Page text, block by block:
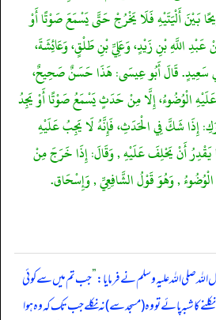
أَلْيَتَيْهِ فَلَا يَخْرُجْ حَتَّى يَسْمَعَ صَوْتًا أَوْ
اللَّهِ بْنِ زَيْدٍ، وَعَلِيِّ بْنِ طَلْقٍ، وَعَائِشَةَ،
سَعِيدٍ. قَالَ أَبُو عِيسَى: هَذَا حَسَنٌ صَحِيحٌ،
الْوُضُوءُ، إِلَّا مِنْ حَدَثٍ يَسْمَعُ صَوْتًا أَوْ يَجِدُ
إِذَا شَكَّ فِي الْحَدَثِ، فَإِنَّهُ لَا يَجِبُ عَلَيْهِ
يَقْدِرُ أَنْ يَحْلِفَ عَلَيْهِ , وَقَالَ: إِذَا خَرَجَ مِنْ
, وَهُوَ قَوْلُ الشَّافِعِيِّ , وَإِسْحَاق.
صلی الله علیہ وسلم نے فرمایا:”جب تم میں سے کوئی
کا شبہ پائے تو وہ (مسجد سے) نہ نکلے جب تک کہ وہ ہوا